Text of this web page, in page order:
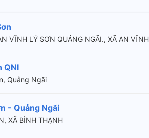
VĨNH LÝ SƠN QUẢNG NGÃI., XÃ AN VĨNH
QNI
Quảng Ngãi
- Quảng Ngãi
XÃ BÌNH THẠNH